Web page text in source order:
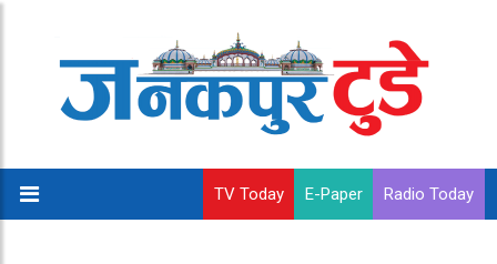
TV Today E-Paper Radio Today